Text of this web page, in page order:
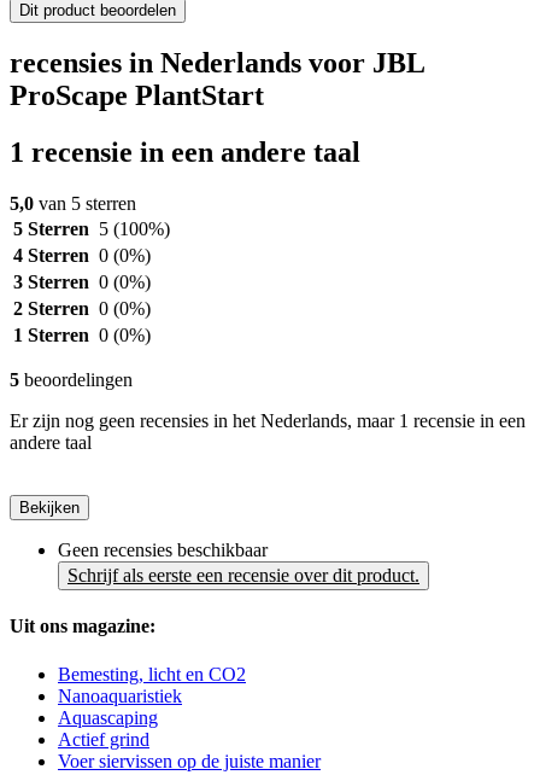
Dit product beoordelen
recensies in Nederlands voor JBL
ProScape PlantStart
1 recensie in een andere taal
5,0 van 5 sterren
5 Sterren 5 (100%)
4 Sterren 0 (0%)
3 Sterren 0 (0%)
2 Sterren 0 (0%)
1 Sterren 0 (0%)
5 beoordelingen
Er zijn nog geen recensies in het Nederlands, maar 1 recensie in een
andere taal
Bekijken
Geen recensies beschikbaar
Schrijf als eerste een recensie over dit product.
Uit ons magazine:
Bemesting, licht en CO2
Nanoaquaristiek
Aquascaping
Actief grind
Voer siervissen op de juiste manier